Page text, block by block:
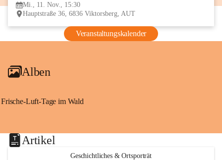
Mi., 11. Nov., 15:30
Hauptstraße 36, 6836 Viktorsberg, AUT
Veranstaltungskalender
Alben
Frische-Luft-Tage im Wald
Artikel
Geschichtliches & Ortsporträt